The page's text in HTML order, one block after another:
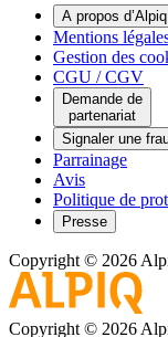
A propos d’Alpiq
Mentions
Gestion des
CGU / CGV
Demande de
partenariat
Signaler une
Parrainage
Avis
Politique de
Presse
Copyright © 2026
Copyright © 2026